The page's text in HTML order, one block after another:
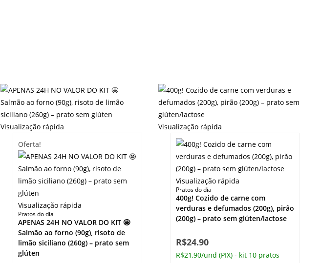
Visualização rápida
Oferta!
Visualização rápida
Pratos do dia
APENAS 24H NO VALOR DO KIT 🤩
Salmão ao forno (90g), risoto de
limão siciliano (260g) – prato sem
glúten
Visualização rápida
Visualização rápida
Pratos do dia
400g! Cozido de carne com
verduras e defumados (200g), pirão
(200g) – prato sem glúten/lactose
R$24.90
R$21,90/und (PIX) - kit 10 pratos